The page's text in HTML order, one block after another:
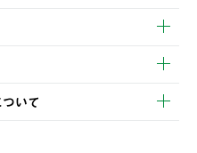
ただけます。
に商品を発送いたします。
木曜日以降のご注文は週明け
いて